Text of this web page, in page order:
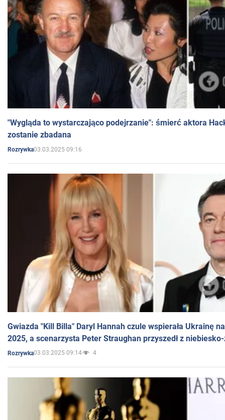
"Wygląda to wystarczająco podejrzanie": śmierć aktora
zostanie zbadana
Rozrywka03.03.2025 09:16
Gwiazda "Kill Billa" Daryl Hannah czule wspierała Ukrainę
2025, a scenarzysta Peter Straughan przyszedł z
Rozrywka03.03.2025 09:14 4